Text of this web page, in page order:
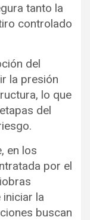
tanto la
controlado
del
la presión
lo que
del
en los
por el
la
buscan